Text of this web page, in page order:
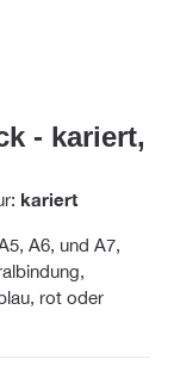
- kariert,
kariert
A6, und A7,
rot oder